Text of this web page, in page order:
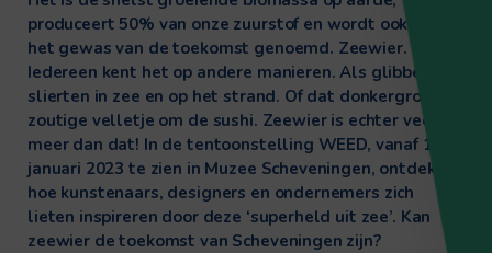
produceert 50% van onze zuurstof en wordt ook wel
het gewas van de toekomst genoemd. Zeewier.
Iedereen kent het op andere manieren. Als glibberige
slierten in zee en op het strand. Of dat donkergroene
zoutige velletje om de sushi. Zeewier is echter veel
meer dan dat! In de tentoonstelling WEED, vanaf 15
januari 2023 te zien in Muzee Scheveningen, ontdek je
hoe kunstenaars, designers en ondernemers zich
lieten inspireren door deze ‘superheld uit zee’. Kan
zeewier de toekomst van Scheveningen zijn?